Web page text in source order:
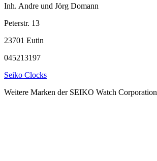
Inh. Andre und Jörg Domann
Peterstr. 13
23701 Eutin
045213197
Seiko Clocks
Weitere Marken der SEIKO Watch Corporation